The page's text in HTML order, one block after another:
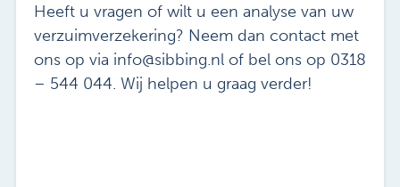
Heeft u vragen of wilt u een analyse van uw
verzuimverzekering? Neem dan contact met
ons op via info@sibbing.nl of bel ons op 0318
– 544 044. Wij helpen u graag verder!